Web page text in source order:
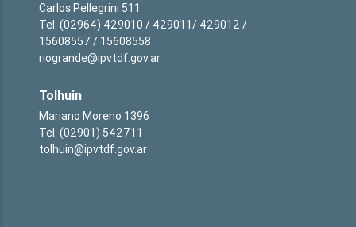
Carlos Pellegrini 511
Tel: (02964) 429010 / 429011/ 429012 /
15608557 / 15608558
riogrande@ipvtdf.gov.ar
Tolhuin
Mariano Moreno 1396
Tel: (02901) 542711
tolhuin@ipvtdf.gov.ar